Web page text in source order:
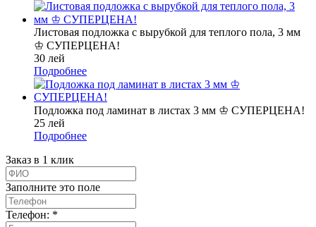
Листовая подложка с вырубкой для теплого пола, 3 мм
♔ СУПЕРЦЕНА!
30 лей
Подробнее
Подложка под ламинат в листах 3 мм ♔ СУПЕРЦЕНА!
25 лей
Подробнее
Заказ в 1 клик
Заполните это поле
Телефон: *